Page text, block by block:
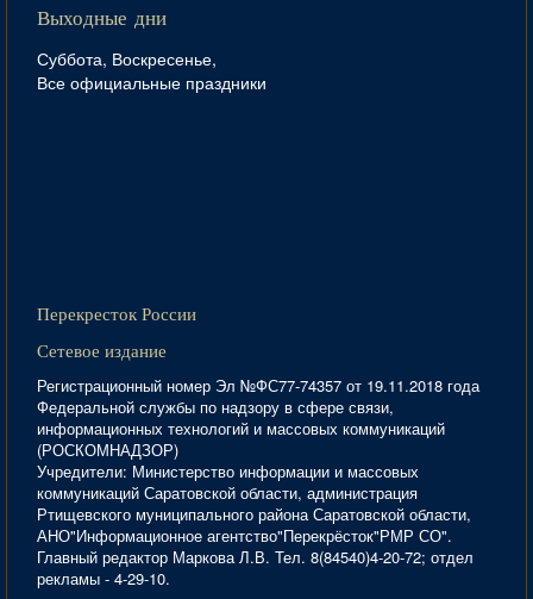
Выходные дни
Суббота, Воскресенье,
Все официальные праздники
Перекресток России
Сетевое издание
Регистрационный номер Эл №ФС77-74357 от 19.11.2018 года
Федеральной службы по надзору в сфере связи,
информационных технологий и массовых коммуникаций
(РОСКОМНАДЗОР)
Учредители: Министерство информации и массовых
коммуникаций Саратовской области, администрация
Ртищевского муниципального района Саратовской области,
АНО"Информационное агентство"Перекрёсток"РМР СО".
Главный редактор Маркова Л.В. Тел. 8(84540)4-20-72; отдел
рекламы - 4-29-10.